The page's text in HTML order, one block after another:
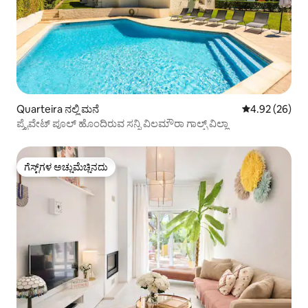
Quarteira ನಲ್ಲಿ ಮನೆ 5 ರಲ್ಲಿ 4.92
4.92 (26)
ಪ್ರೈವೇಟ್ ಪೂಲ್ ಹೊಂದಿರುವ ಸನ್ನಿ ವಿಲಮೌರಾ ಗಾಲ್ಫ್ ವಿಲ್ಲಾ
ಗೆಸ್ಟ್‌ಗಳ ಅಚ್ಚುಮೆಚ್ಚಿನದು
ಗೆಸ್ಟ್‌ಗಳ ಅಚ್ಚುಮೆಚ್ಚಿನದು